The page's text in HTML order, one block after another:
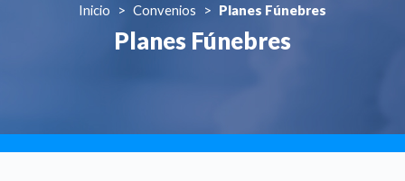
Inicio Convenios Planes Fúnebres
Planes Fúnebres